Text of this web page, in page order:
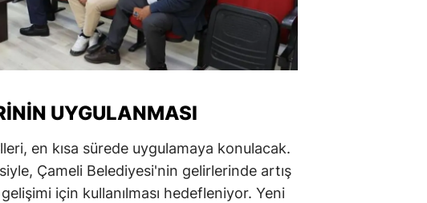
UYGULANMASI
en kısa sürede uygulamaya konulacak.
Çameli Belediyesi'nin gelirlerinde artış
için kullanılması hedefleniyor. Yeni